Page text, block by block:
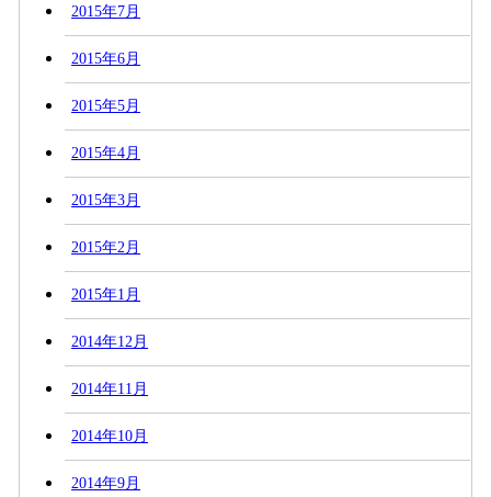
2015年7月
2015年6月
2015年5月
2015年4月
2015年3月
2015年2月
2015年1月
2014年12月
2014年11月
2014年10月
2014年9月